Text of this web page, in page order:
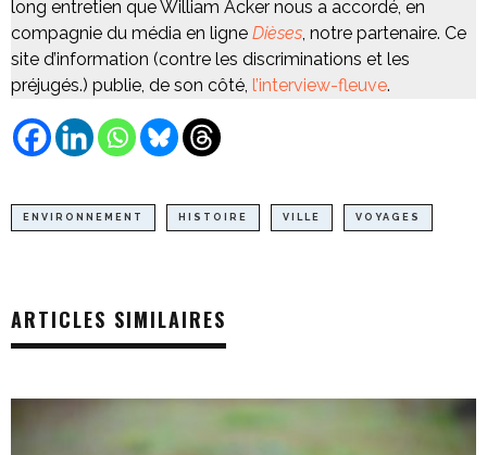
long entretien que William Acker nous a accordé, en
compagnie du média en ligne Dièses, notre partenaire. Ce
site d’information (contre les discriminations et les
préjugés.) publie, de son côté, l’interview-fleuve.
ENVIRONNEMENT HISTOIRE VILLE VOYAGES
ARTICLES SIMILAIRES